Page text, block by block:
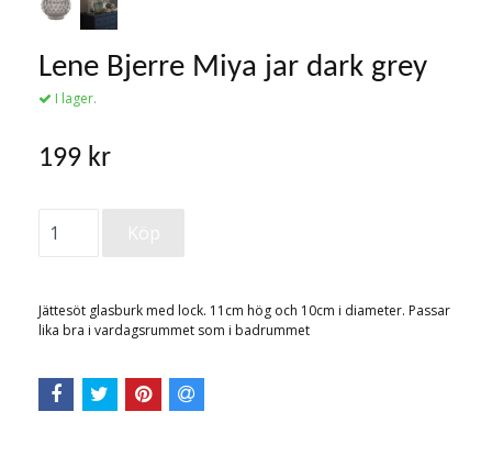
Lene Bjerre Miya jar dark grey
I lager.
199 kr
Jättesöt glasburk med lock. 11cm hög och 10cm i diameter. Passar
lika bra i vardagsrummet som i badrummet